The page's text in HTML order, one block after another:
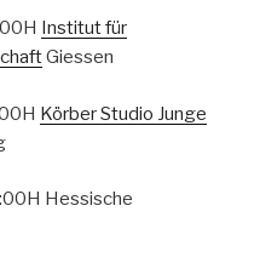
Institut für
Giessen
Körber Studio Junge
Hessische